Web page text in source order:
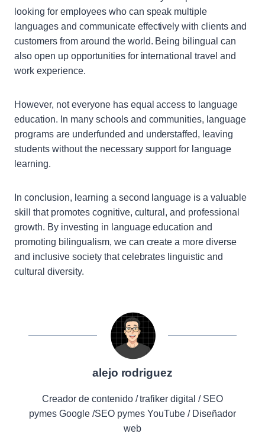
looking for employees who can speak multiple
languages and communicate effectively with clients and
customers from around the world. Being bilingual can
also open up opportunities for international travel and
work experience.
However, not everyone has equal access to language
education. In many schools and communities, language
programs are underfunded and understaffed, leaving
students without the necessary support for language
learning.
In conclusion, learning a second language is a valuable
skill that promotes cognitive, cultural, and professional
growth. By investing in language education and
promoting bilingualism, we can create a more diverse
and inclusive society that celebrates linguistic and
cultural diversity.
alejo rodriguez
Creador de contenido / trafiker digital / SEO
pymes Google /SEO pymes YouTube / Diseñador
web